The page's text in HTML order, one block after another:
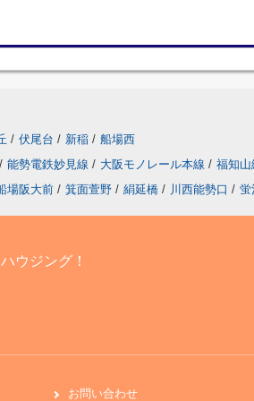
/ 伏尾台 / 新稲 / 船場西
/ 能勢電鉄妙見線 / 大阪モノレール本線 / 福知山
場阪大前 / 箕面萱野 / 絹延橋 / 川西能勢口 / 蛍
ウジング！
お問い合わせ